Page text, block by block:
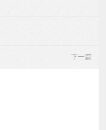
下一篇